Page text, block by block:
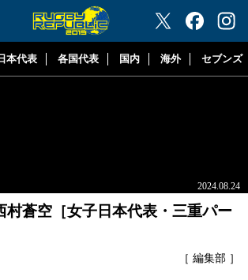
"ラグビーリパブリック"
本代表 各国代表 国内 海外 セブンズ
2024.08.24
村蒼空［女子日本代表・三重パー
［ 編集部 ］